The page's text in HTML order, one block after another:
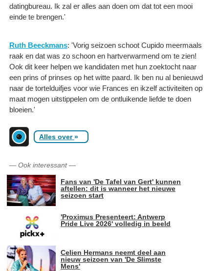
datingbureau. Ik zal er alles aan doen om dat tot een mooi
einde te brengen.'
Ruth Beeckmans: 'Vorig seizoen schoot Cupido meermaals
raak en dat was zo schoon en hartverwarmend om te zien!
Ook dit keer helpen we kandidaten met hun zoektocht naar
een prins of prinses op het witte paard. Ik ben nu al benieuwd
naar de tortelduifjes voor wie Frances en ikzelf activiteiten op
maat mogen uitstippelen om de ontluikende liefde te doen
bloeien.'
Alles over»
— Ook interessant—
Fans van 'De Tafel van Gert' kunnen
aftellen: dit is wanneer het nieuwe
seizoen start
'Proximus Presenteert: Antwerp
Pride Live 2026' volledig in beeld
Celien Hermans neemt deel aan
nieuw seizoen van 'De Slimste
Mens'